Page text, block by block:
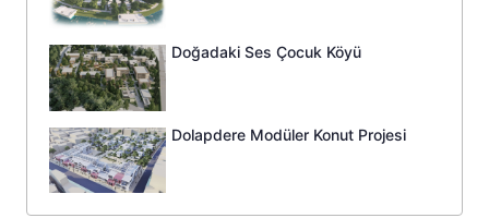
Doğadaki Ses Çocuk Köyü
Dolapdere Modüler Konut Projesi